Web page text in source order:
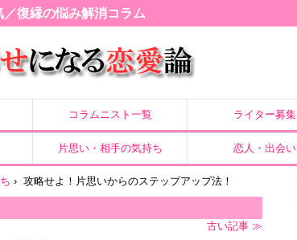
復縁の悩み解消コラム
コラムニスト一覧 ライター募集
片思い・相手の気持ち 恋人・出会い
› 攻略せよ！片思いからのステップアップ法！
古い記事 ≫